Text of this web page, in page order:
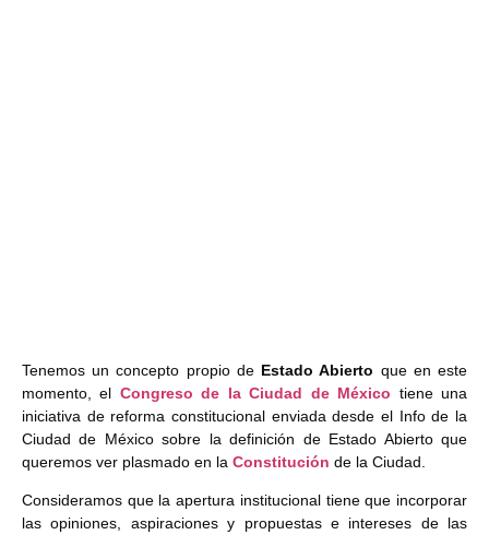
Tenemos un concepto propio de Estado Abierto que en este
momento, el Congreso de la Ciudad de México tiene una
iniciativa de reforma constitucional enviada desde el Info de la
Ciudad de México sobre la definición de Estado Abierto que
queremos ver plasmado en la Constitución de la Ciudad.
Consideramos que la apertura institucional tiene que incorporar
las opiniones, aspiraciones y propuestas e intereses de las